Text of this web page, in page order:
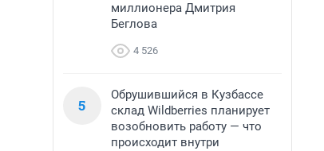
миллионера Дмитрия
Беглова
4 526
5
Обрушившийся в Кузбассе
склад Wildberries планирует
возобновить работу — что
происходит внутри